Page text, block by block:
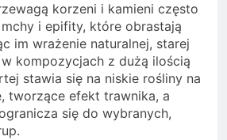
korzeni i kamieni często
i epifity, które obrastają
im wrażenie naturalnej, starej
kompozycjach z dużą ilością
stawia się na niskie rośliny na
tworzące efekt trawnika, a
się do wybranych,